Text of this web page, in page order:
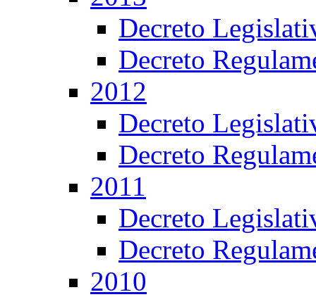
Decreto
Decreto
2012
Decreto
Decreto
2011
Decreto
Decreto
2010